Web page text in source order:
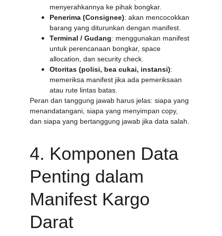
menyerahkannya ke pihak bongkar.
Penerima (Consignee): akan mencocokkan
barang yang diturunkan dengan manifest.
Terminal / Gudang: menggunakan manifest
untuk perencanaan bongkar, space
allocation, dan security check.
Otoritas (polisi, bea cukai, instansi):
memeriksa manifest jika ada pemeriksaan
atau rute lintas batas.
Peran dan tanggung jawab harus jelas: siapa yang
menandatangani, siapa yang menyimpan copy,
dan siapa yang bertanggung jawab jika data salah.
4. Komponen Data
Penting dalam
Manifest Kargo
Darat